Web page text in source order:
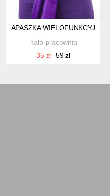
APASZKA WIELOFUNKCYJNA*
halo-pracownia
35 zł
59 zł